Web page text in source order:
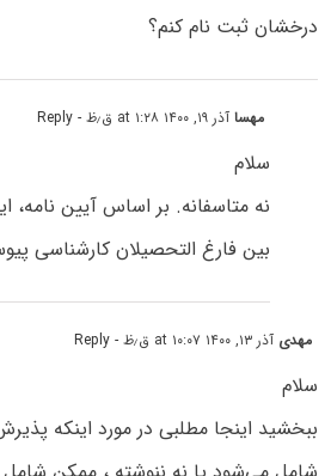
درخشان ثبت نام کنم؟
مهساآذر ۱۹, ۱۴۰۰ at ۱:۲۸ ق٫ظ - Reply
سلام
نه متاسفانه. بر اساس آیین نامه،
بین فارغ التحصیلان کارشناسی
مهدی آذر ۱۳, ۱۴۰۰ at ۱۰:۰۷ ق٫ظ - Reply
سلام
ببخشید اینجا مطلبی در مورد اینکه